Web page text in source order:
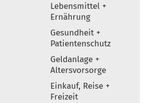
Lebensmittel +
Ernährung
Gesundheit +
Patientenschutz
Geldanlage +
Altersvorsorge
Einkauf, Reise +
Freizeit